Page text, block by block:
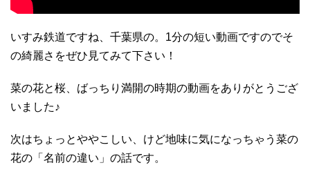
いすみ鉄道ですね、千葉県の。1分の短い動画ですのでそ
の綺麗さをぜひ見てみて下さい！
菜の花と桜、ばっちり満開の時期の動画をありがとうござ
いました♪
次はちょっとややこしい、けど地味に気になっちゃう菜の
花の「名前の違い」の話です。